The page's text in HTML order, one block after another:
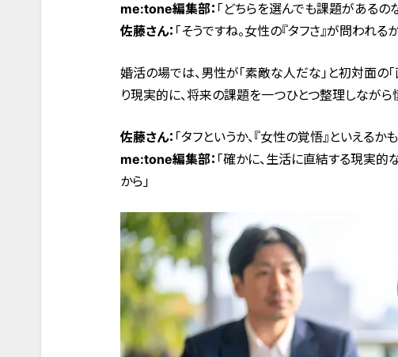
me:tone編集部： 「どちらを選んでも課題があるの
佐藤さん： 「そうですね。女性の『タフさ』が問われる
婚活の場では、男性が「素敵な人だな」と初対面の
り現実的に、将来の課題を一つひとつ整理しなが
佐藤さん： 「タフというか、『女性の覚悟』といえるか
me:tone編集部： 「確かに、生活に直結する現実
から」